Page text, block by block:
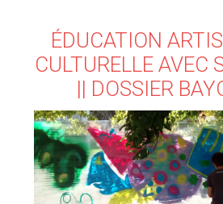
ÉDUCATION
CULTURELLE AVEC
|| DOSSIER